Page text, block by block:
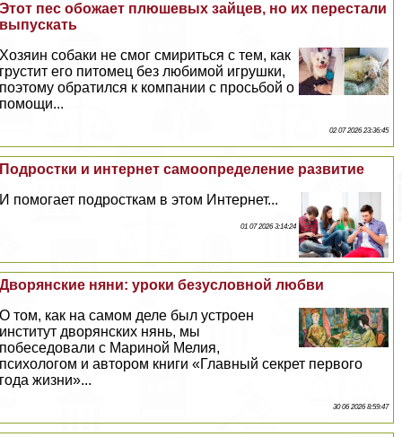
Этот пес обожает плюшевых зайцев, но их перестали
выпускать
Хозяин собаки не смог смириться с тем, как
грустит его питомец без любимой игрушки,
поэтому обратился к компании с просьбой о
помощи...
02 07 2026 23:36:45
Подростки и интернет самоопределение развитие
И помогает подросткам в этом Интернет...
01 07 2026 3:14:24
Дворянские няни: уроки безусловной любви
О том, как на самом деле был устроен
институт дворянских нянь, мы
побеседовали с Мариной Мелия,
психологом и автором книги «Главный секрет первого
года жизни»...
30 06 2026 8:59:47